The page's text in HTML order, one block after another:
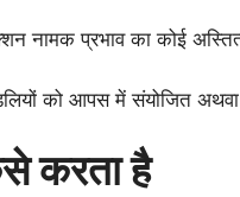
नामक प्रभाव का कोई
को आपस में संयोजित
करता है